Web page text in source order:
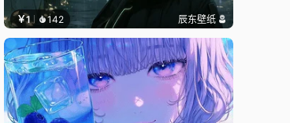
￥1 142 辰东壁纸